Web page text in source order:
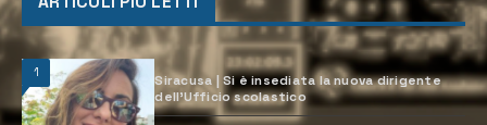
1
Siracusa | Si è insediata la nuova dirigente
dell’Ufficio scolastico